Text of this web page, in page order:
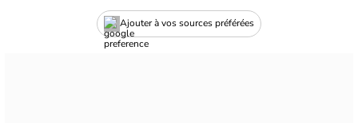
Ajouter à vos sources préférées